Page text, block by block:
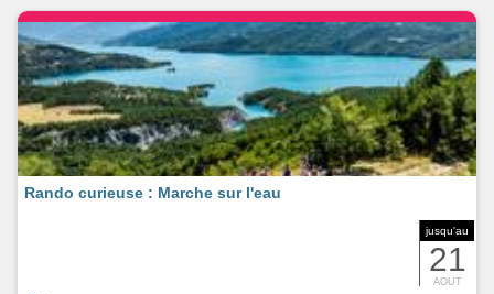
jusqu'au
21
AOUT
Rando curieuse : Marche sur l'eau